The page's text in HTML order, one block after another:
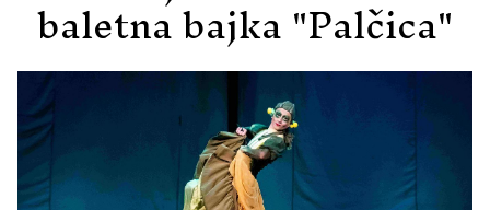
baletna bajka "Palčica"